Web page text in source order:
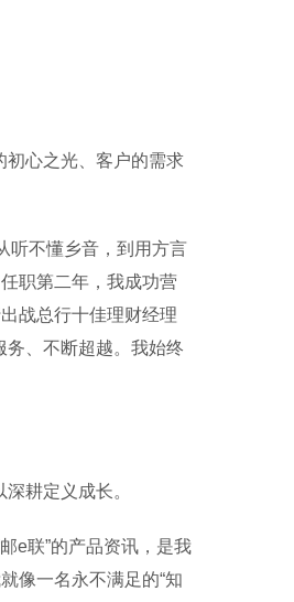
心之光、客户的需求
听不懂乡音，到用方言
职第二年，我成功营
战总行十佳理财经理
、不断超越。我始终
耕定义成长。
e联”的产品资讯，是我
像一名永不满足的“知